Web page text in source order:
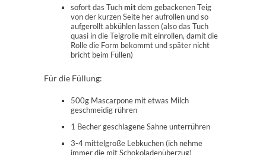
sofort das Tuchmitdem gebackenen Teig
von der kurzen Seite her aufrollen und so
aufgerollt abkühlen lassen (also das Tuch
quasi in die Teigrolle mit einrollen, damit die
Rolle die Form bekommt und später nicht
bricht beim Füllen)
Für die Füllung:
500g Mascarpone mit etwas Milch
geschmeidig rühren
1 Becher geschlagene Sahne unterrühren
3-4 mittelgroße Lebkuchen (ich nehme
immer die mit Schokoladenüberzug)